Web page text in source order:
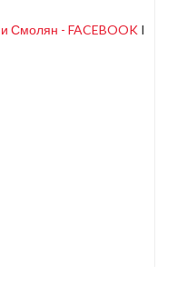
Смолян - FACEBOOK I